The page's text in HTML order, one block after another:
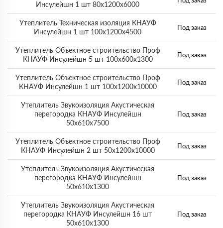
Инсулейшн 1 шт 80х1200х6000
Утеплитель Техническая изоляция КНАУФ
Инсулейшн 1 шт 100х1200х4500
Под заказ
Утеплитель Объектное строительство Проф
КНАУФ Инсулейшн 5 шт 100х600х1300
Под заказ
Утеплитель Объектное строительство Проф
КНАУФ Инсулейшн 1 шт 100х1200х10000
Под заказ
Утеплитель Звукоизоляция Акустическая
перегородка КНАУФ Инсулейшн
50х610х7500
Под заказ
Утеплитель Объектное строительство Проф
КНАУФ Инсулейшн 2 шт 50х1200х10000
Под заказ
Утеплитель Звукоизоляция Акустическая
перегородка КНАУФ Инсулейшн
50х610х1300
Под заказ
Утеплитель Звукоизоляция Акустическая
перегородка КНАУФ Инсулейшн 16 шт
50х610х1300
Под заказ